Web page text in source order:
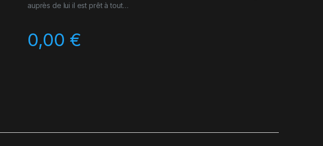
auprès de lui il est prêt à tout…
0,00 €